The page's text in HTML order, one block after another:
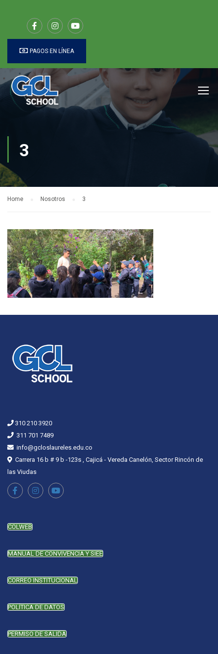
PAGOS EN LÍNEA
3
Home Nosotros 3
310 210 3920
311 701 7489
info@gcloslaureles.edu.co
Carrera 16 b # 9 b -123s , Cajicá - Vereda Canelón, Sector Rincón de
las Viudas
COLWEB
MANUAL DE CONVIVENCIA Y SIEE
CORREO INSTITUCIONAL
POLÍTICA DE DATOS
PERMISO DE SALIDA